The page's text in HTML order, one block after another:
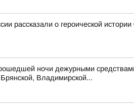
рассказали о героической
ночи дежурными
Владимирской...